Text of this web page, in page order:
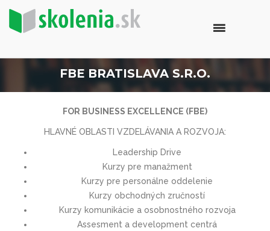
FBE BRATISLAVA S.R.O.
FOR BUSINESS EXCELLENCE (FBE)
HLAVNÉ OBLASTI VZDELÁVANIA A ROZVOJA:
Leadership Drive
Kurzy pre manažment
Kurzy pre personálne oddelenie
Kurzy obchodných zručností
Kurzy komunikácie a osobnostného rozvoja
Assesment a development centrá